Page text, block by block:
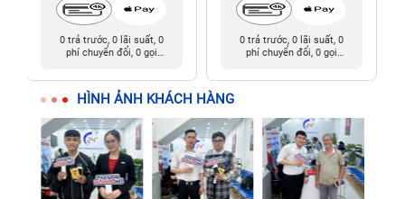
0 trả trước, 0 lãi suất, 0
phí chuyển đổi, 0 gọi
0 trả trước, 0 lãi suất, 0
phí chuyển đổi, 0 gọi
HÌNH ẢNH KHÁCH HÀNG